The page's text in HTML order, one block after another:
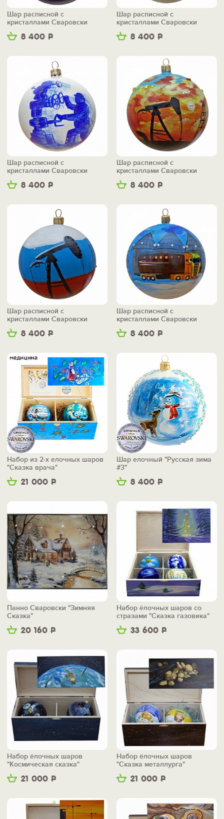
8 400 Р
Шар расписной с
кристаллами Сваровски
"Голубой цветок"
8 400 Р
Шар расписной с
кристаллами Сваровски
"Газопровод"
8 400 Р
Шар расписной с
кристаллами Сваровски
"Наша цель высока"
8 400 Р
Шар расписной с
кристаллами Сваровски
"Буровая"
8 400 Р
Шар расписной с
кристаллами Сваровски
"Журавль"
8 400 Р
Шар расписной с
кристаллами Сваровски
"Автоцистерна"
21 000 Р
Набор из 2-х елочных шаров
"Сказка врача"
8 400 Р
Шар елочный "Русская зима
#3"
20 160 Р
Панно Сваровски "Зимняя
Сказка"
33 600 Р
Набор ёлочных шаров со
стразами "Сказка газовика"
21 000 Р
Набор ёлочных шаров
"Космическая сказка"
21 000 Р
Набор ёлочных шаров
"Сказка металлурга"